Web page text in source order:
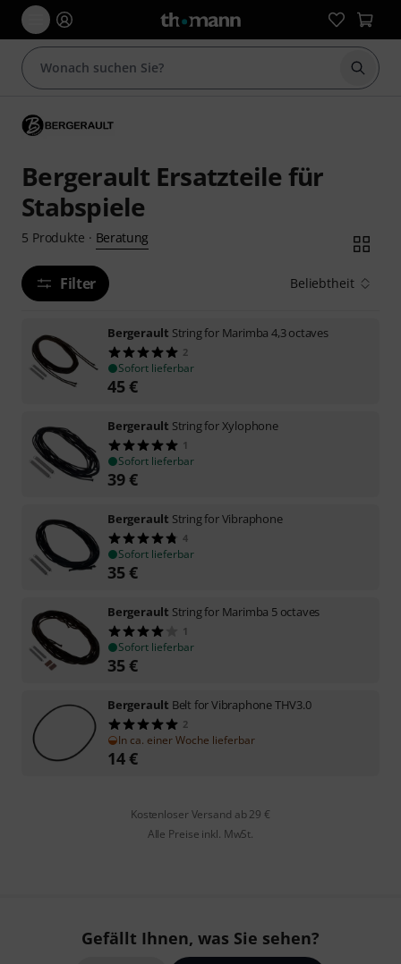
Suche
Bergerault Ersatzteile für
Stabspiele
5 Produkte · Beratung
Filter Beliebtheit
Bergerault String for Marimba 4,3 octaves
2
Sofort lieferbar
45€
Bergerault String for Xylophone
1
Sofort lieferbar
39€
Bergerault String for Vibraphone
4
Sofort lieferbar
35€
Bergerault String for Marimba 5 octaves
1
Sofort lieferbar
35€
Bergerault Belt for Vibraphone THV3.0
2
In ca. einer Woche lieferbar
14€
Kostenloser Versand ab 29 €
Alle Preise inkl. MwSt.
Gefällt Ihnen, was Sie sehen?